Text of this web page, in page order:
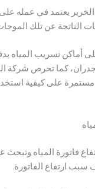
يعتمد في عمله
الناتجة عن تلك
أماكن تسريب المياه
كما تحرص شركة
مستمرة على كيفية
فاتورة المياه وتبحث
سبب ارتفاع الفاتورة.